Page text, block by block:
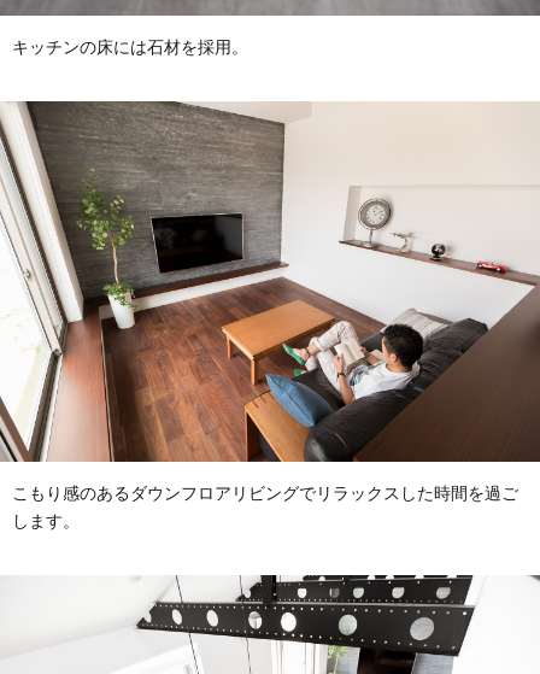
キッチンの床には石材を採用。
こもり感のあるダウンフロアリビングでリラックスした時間を過ご
します。